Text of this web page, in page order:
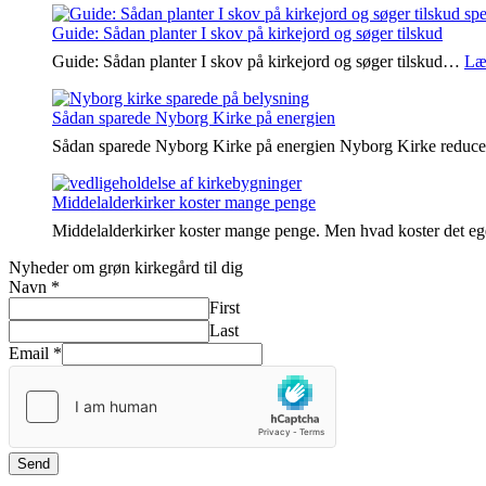
Guide: Sådan planter I skov på kirkejord og søger tilskud
Guide: Sådan planter I skov på kirkejord og søger tilskud…
Sådan sparede Nyborg Kirke på energien
Sådan sparede Nyborg Kirke på energien Nyborg Kirke
Middelalderkirker koster mange penge
Middelalderkirker koster mange penge. Men hvad koster det
Nyheder om grøn kirkegård til dig
Navn *
First
Last
Email *
Send